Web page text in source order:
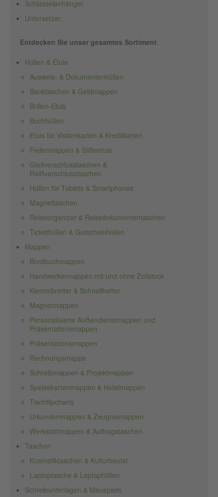
Schlüsselanhänger
Untersetzer
Entdecken Sie unser gesamtes Sortiment
Hüllen & Etuis
Ausweis- & Dokumentenhüllen
Banktaschen & Geldmappen
Brillen-Etuis
Buchhüllen
Etuis für Visitenkarten & Kreditkarten
Federmappen & Stifteetuis
Gleitverschlusstaschen &
Reißverschlusstaschen
Hüllen für Tablets & Smartphones
Magnettaschen
Reiseorganizer & Reisedokumententaschen
Tickethüllen & Gutscheinhüllen
Mappen
Bordbuchmappen
Handwerkermappen mit und ohne Zollstock
Klemmbretter & Schnellhefter
Magnetmappen
Personalisierte Außendienstmappen und
Präsentationsmappen
Präsentationsmappen
Rechnungsmappe
Schreibmappen & Projektmappen
Speisekartenmappen & Hotelmappen
Tischflipcharts
Urkundenmappen & Zeugnismappen
Werkstattmappen & Auftragstaschen
Taschen
Kosmetiktaschen & Kulturbeutel
Laptoptasche & Laptophüllen
Schreibunterlagen & Mauspads